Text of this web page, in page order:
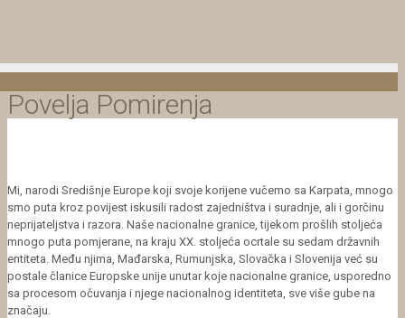
Povelja Pomirenja
Mi, narodi Središnje Europe koji svoje korijene vučemo sa Karpata, mnogo
smo puta kroz povijest iskusili radost zajedništva i suradnje, ali i gorčinu
neprijateljstva i razora. Naše nacionalne granice, tijekom prošlih stoljeća
mnogo puta pomjerane, na kraju XX. stoljeća ocrtale su sedam državnih
entiteta. Među njima, Mađarska, Rumunjska, Slovačka i Slovenija već su
postale članice Europske unije unutar koje nacionalne granice, usporedno
sa procesom očuvanja i njege nacionalnog identiteta, sve više gube na
značaju.